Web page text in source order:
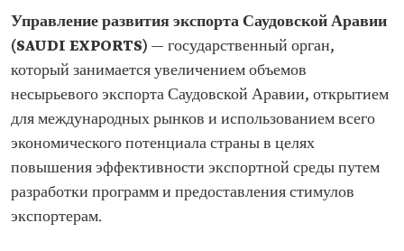
Управление развития экспорта Саудовской Аравии
(SAUDI EXPORTS) — государственный орган,
который занимается увеличением объемов
несырьевого экспорта Саудовской Аравии, открытием
для международных рынков и использованием всего
экономического потенциала страны в целях
повышения эффективности экспортной среды путем
разработки программ и предоставления стимулов
экспортерам.